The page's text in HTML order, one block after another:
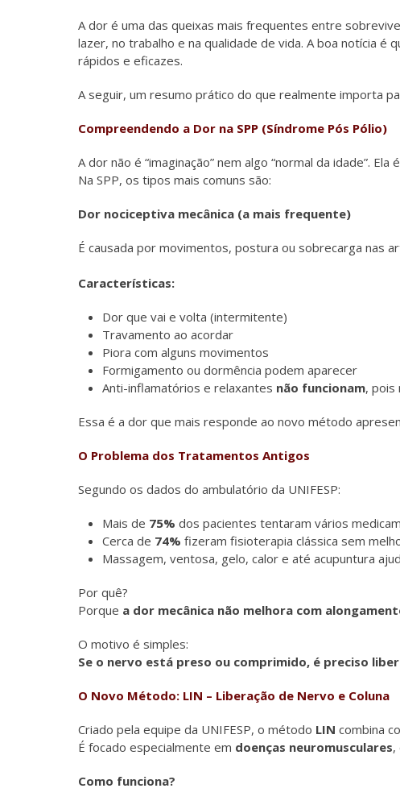
A dor é uma das queixas mais frequentes entre
lazer, no trabalho e na qualidade de vida. A boa notícia é
rápidos e eficazes.
A seguir, um resumo prático do que realmente importa
Compreendendo a Dor na SPP (Síndrome Pós Pólio)
A dor não é “imaginação” nem algo “normal da idade”. Ela
Na SPP, os tipos mais comuns são:
Dor nociceptiva mecânica (a mais frequente)
É causada por movimentos, postura ou sobrecarga nas
Características:
Dor que vai e volta (intermitente)
Travamento ao acordar
Piora com alguns movimentos
Formigamento ou dormência podem aparecer
Anti-inflamatórios e relaxantes não funcionam, pois
Essa é a dor que mais responde ao novo método
O Problema dos Tratamentos Antigos
Segundo os dados do ambulatório da UNIFESP:
Mais de 75% dos pacientes tentaram vários
Cerca de 74% fizeram fisioterapia clássica sem
Massagem, ventosa, gelo, calor e até acupuntura
Por quê?
Porque a dor mecânica não melhora com
O motivo é simples:
Se o nervo está preso ou comprimido, é preciso
O Novo Método: LIN – Liberação de Nervo e Coluna
Criado pela equipe da UNIFESP, o método LIN combina
É focado especialmente em doenças neuromusculares,
Como funciona?